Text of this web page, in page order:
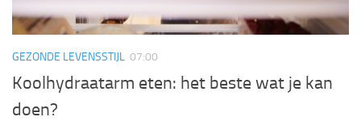
GEZONDE LEVENSSTIJL 07:00
Koolhydraatarm eten: het beste wat je kan
doen?